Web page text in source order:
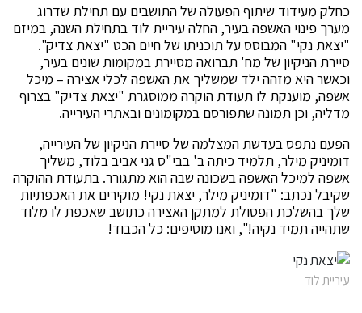
כחלק מעידוד שיתוף הפעולה של התושבים עם תחילת שדרוג
מערך פינוי האשפה בעיר, החלה עיריית לוד בתחילת השנה, במיזם
"יצאת נקי" המבוסס על תוכניתו של חיים הכט "יצאת צדיק".
סיירת הניקיון של מח' תברואה מסיירת במקומות שונים בעיר,
וכאשר היא מזהה ילד שמשליך את האשפה לכלי אצירה – מיכל
אשפה, מוענקת לו תעודת הוקרה ממוסגרת "יצאת צדיק" בצרוף
מדליה, וכן תמונה שתפורסם במקומונים ובאתרי העירייה.
הפעם נתפס בעדשת המצלמה של סיירת הניקיון של העירייה,
דומיניק מילר, תלמיד כיתה ב' בבי"ס גני אביב בלוד, משליך
אשפה למיכל האשפה בשכונה שבה הוא מתגורר. בתעודת ההוקרה
שקיבל נכתב: "דומיניק מילר, יצאת נקי! מוקירים את האכפתיות
שלך בהשלכת הפסולת למתקן האצירה כתושב שאכפת לו מלוד
שתהייה תמיד נקיה!", ואנו מוסיפים: כל הכבוד!
עיריית לוד